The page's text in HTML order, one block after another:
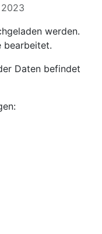
werden.
bearbeitet.
Daten befindet